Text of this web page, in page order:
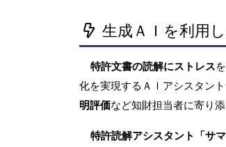
生成ＡＩを利用
特許文書の読解にストレス
化を実現するＡＩアシスタン
明評価など知財担当者に寄り
特許読解アシスタント「サマ